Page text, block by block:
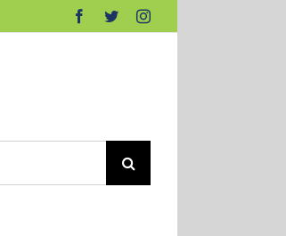
Facebook
TwitterInstagram